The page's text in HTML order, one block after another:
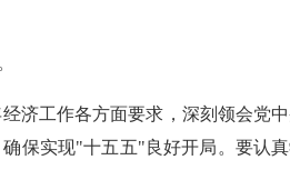
济工作各方面要求，深刻领会党
保实现"十五五"良好开局。要认